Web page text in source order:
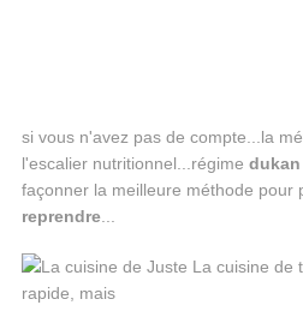
si vous n'avez pas de compte...la
l'escalier nutritionnel...régime dukan
façonner la meilleure méthode pour
reprendre...